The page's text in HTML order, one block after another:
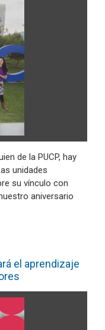
de la PUCP, hay
unidades
su vínculo con
aniversario
el aprendizaje